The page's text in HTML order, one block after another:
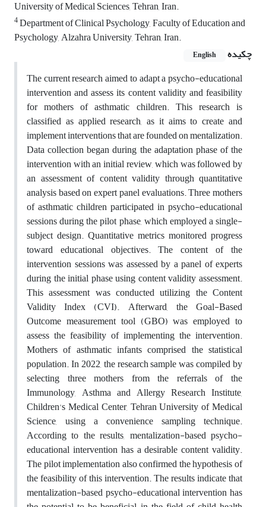
University of Medical Sciences, Tehran, Iran.
4Department of Clinical Psychology, Faculty of Education and
Psychology, Alzahra University, Tehran, Iran.
چکیده
English
The current research aimed to adapt a psycho-educational
intervention and assess its content validity and feasibility
for mothers of asthmatic children. This research is
classified as applied research, as it aims to create and
implement interventions that are founded on mentalization.
Data collection began during the adaptation phase of the
intervention with an initial review, which was followed by
an assessment of content validity through quantitative
analysis based on expert panel evaluations. Three mothers
of asthmatic children participated in psycho-educational
sessions during the pilot phase, which employed a single-
subject design. Quantitative metrics monitored progress
toward educational objectives. The content of the
intervention sessions was assessed by a panel of experts
during the initial phase using content validity assessment.
This assessment was conducted utilizing the Content
Validity Index (CVI). Afterward, the Goal-Based
Outcome measurement tool (GBO) was employed to
assess the feasibility of implementing the intervention.
Mothers of asthmatic infants comprised the statistical
population. In 2022, the research sample was compiled by
selecting three mothers from the referrals of the
Immunology, Asthma and Allergy Research Institute,
Children's Medical Center, Tehran University of Medical
Science, using a convenience sampling technique.
According to the results, mentalization-based psycho-
educational intervention has a desirable content validity.
The pilot implementation also confirmed the hypothesis of
the feasibility of this intervention. The results indicate that
mentalization-based psycho-educational intervention has